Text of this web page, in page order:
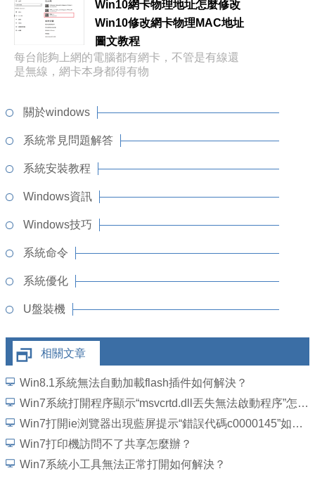
Win10網卡物理地址怎麼修改
Win10修改網卡物理MAC地址
圖文教程
每台能夠上網的電腦都有網卡，不管是有線還
是無線，網卡本身都得有物
關於windows
系統常見問題解答
系統安裝教程
Windows資訊
Windows技巧
系統命令
系統優化
U盤裝機
相關文章
Win8.1系統無法自動加載flash插件如何解決？
Win7系統打開程序顯示“msvcrtd.dll丟失無法啟動程序”怎麼解決
Win7打開ie浏覽器出現藍屏提示“錯誤代碼c0000145”如何解決？
Win7打印機訪問不了共享怎麼辦？
Win7系統小工具無法正常打開如何解決？